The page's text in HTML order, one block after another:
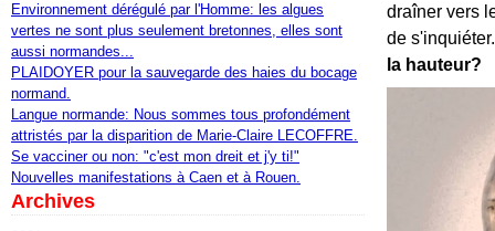
Environnement dérégulé par l'Homme: les algues
vertes ne sont plus seulement bretonnes, elles sont
aussi normandes...
PLAIDOYER pour la sauvegarde des haies du bocage
normand.
Langue normande: Nous sommes tous profondément
attristés par la disparition de Marie-Claire LECOFFRE.
Se vacciner ou non: "c'est mon dreit et j'y ti!"
Nouvelles manifestations à Caen et à Rouen.
Archives
draîner vers
de
la hauteur?